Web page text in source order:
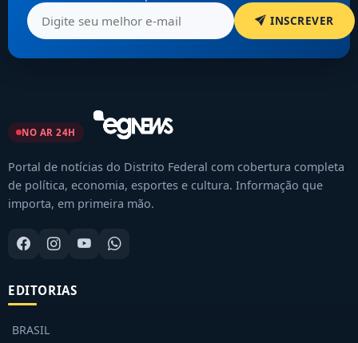
INSCREVER
NO AR 24H
Portal de notícias do Distrito Federal com cobertura completa
de política, economia, esportes e cultura. Informação que
importa, em primeira mão.
EDITORIAS
BRASIL